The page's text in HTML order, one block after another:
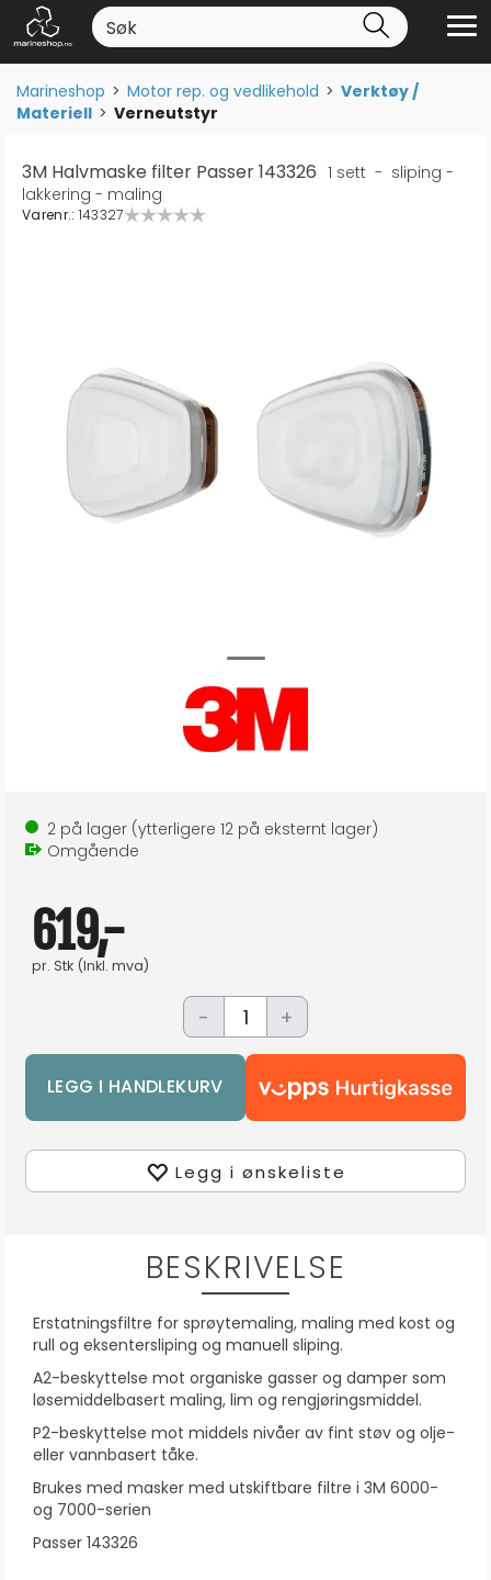
Marineshop>Motor rep. og vedlikehold>Verktøy /
Materiell>Verneutstyr
3M Halvmaske filter Passer 143326 1 sett - sliping -
lakkering - maling
Varenr.: 143327
2 på lager (ytterligere 12 på eksternt lager)
Omgående
619,-
pr. Stk (Inkl. mva)
- +
Legg i ønskeliste
BESKRIVELSE
Erstatningsfiltre for sprøytemaling, maling med kost og
rull og eksentersliping og manuell sliping.
A2-beskyttelse mot organiske gasser og damper som
løsemiddelbasert maling, lim og rengjøringsmiddel.
P2-beskyttelse mot middels nivåer av fint støv og olje-
eller vannbasert tåke.
Brukes med masker med utskiftbare filtre i 3M 6000-
og 7000-serien
Passer 143326